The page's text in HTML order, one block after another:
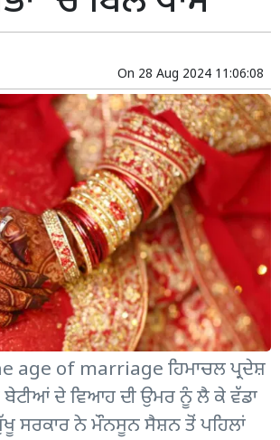
On 28 Aug 2024 11:06:08
age of marriage ਹਿਮਾਚਲ ਪ੍ਰਦੇਸ਼
ਬੇਟੀਆਂ ਦੇ ਵਿਆਹ ਦੀ ਉਮਰ ਨੂੰ ਲੈ ਕੇ ਵੱਡਾ
ਸਰਕਾਰ ਨੇ ਮੌਨਸੂਨ ਸੈਸ਼ਨ ਤੋਂ ਪਹਿਲਾਂ